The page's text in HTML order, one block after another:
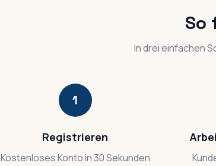
So
In drei einfachen
1
Registrieren
Kostenloses Konto in 30 Sekunden